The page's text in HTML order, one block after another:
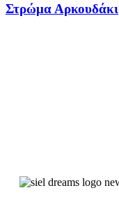
Στρώμα Αρκουδάκι